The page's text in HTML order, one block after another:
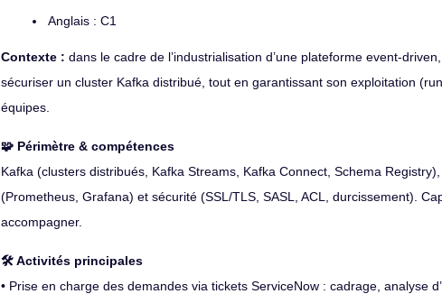
Anglais : C1
Contexte : dans le cadre de l’industrialisation d’une plateforme event-
sécuriser un cluster Kafka distribué, tout en garantissant son exploitation
équipes.
🧩 Périmètre & compétences
Kafka (clusters distribués, Kafka Streams, Kafka Connect, Schema
(Prometheus, Grafana) et sécurité (SSL/TLS, SASL, ACL, durcissement).
accompagner.
🛠️ Activités principales
• Prise en charge des demandes via tickets ServiceNow : cadrage, analyse